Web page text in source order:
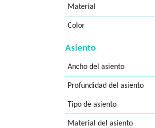
Material
Color
Asiento
Ancho del asiento
Profundidad del asiento
Tipo de asiento
Material del asiento